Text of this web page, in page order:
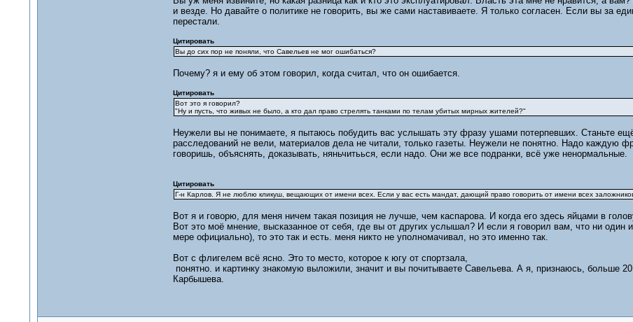
и везде. Но давайте о политике не говорить, вы же сами наставиваете. Я только согласен. Если вы за
перестали.
Цитировать
Вы до сих пор не поняли, что Савельев не мог ошибаться?
Почему? я и ему об этом говорил, когда считал, что он ошибается.
Цитировать
Вот это я говорил?
"Ну и пусть, что живых не было, а кто дал право стрелять танками по телам убитых мирных жителей?"
Неужели вы не понимаете, я пытаюсь побудить вас услышать эту фразу ушами потерпевших. Станьте
расследований не вели, материалов дела не читали, только газеты. Неужели не понятно. Надо каждую
говоришь, объяснять, доказывать, няньчитьься, если надо. Они же все подранки, всё уже ненормальные.
Цитировать
Г-н Карлов. Я не люблю кликуш, вещающих от имени всех. Если у вас есть мандат, дающий право говорить от имени всех
Вот я и говорю, для меня ничем такая позиция не лучше, чем каспарова. И когда его здесь яйцами в
Вот это моё мнение, высказанное от себя, где вы от других услышал? И если я говорил вам, что ни один
мере официально), то это так и есть. меня никто не уполномачивал, но это именно так.
Вот с флигелем всё ясно. Это то место, которое к югу от спортзала,
понятно. и картинку знакомую выложили, значит и вы почитываете Савельева. А я, признаюсь, больше
Карбышева.